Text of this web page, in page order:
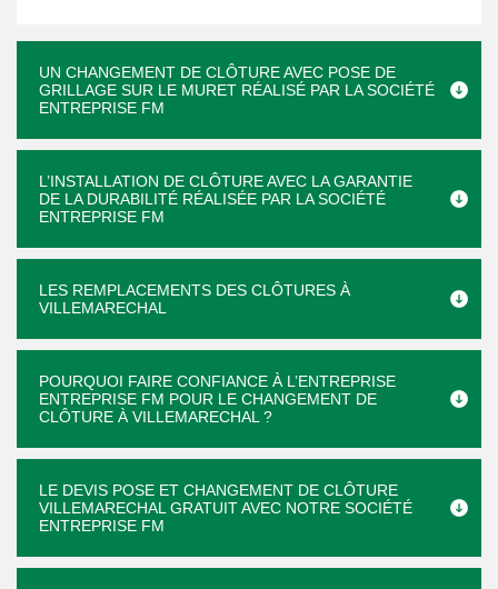
UN CHANGEMENT DE CLÔTURE AVEC POSE DE
GRILLAGE SUR LE MURET RÉALISÉ PAR LA SOCIÉTÉ
ENTREPRISE FM
L’INSTALLATION DE CLÔTURE AVEC LA GARANTIE
DE LA DURABILITÉ RÉALISÉE PAR LA SOCIÉTÉ
ENTREPRISE FM
LES REMPLACEMENTS DES CLÔTURES À
VILLEMARECHAL
POURQUOI FAIRE CONFIANCE À L’ENTREPRISE
ENTREPRISE FM POUR LE CHANGEMENT DE
CLÔTURE À VILLEMARECHAL ?
LE DEVIS POSE ET CHANGEMENT DE CLÔTURE
VILLEMARECHAL GRATUIT AVEC NOTRE SOCIÉTÉ
ENTREPRISE FM